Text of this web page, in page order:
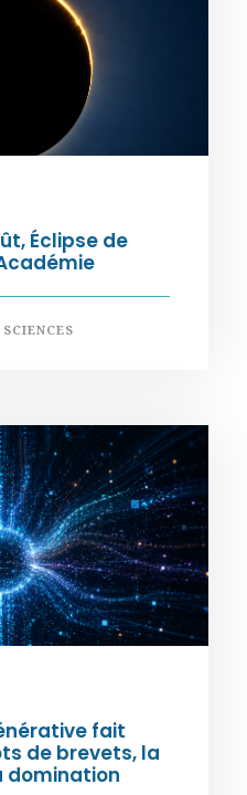
Éclipse de
fait
de brevets, la
domination